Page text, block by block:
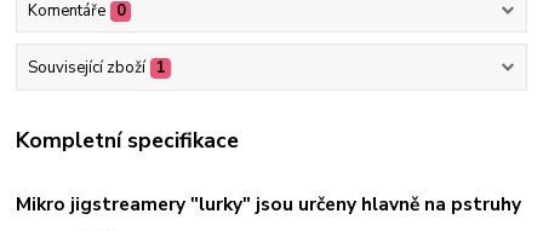
Komentáře 0
Související zboží 1
Kompletní specifikace
Mikro jigstreamery "lurky" jsou určeny hlavně na pstruhy